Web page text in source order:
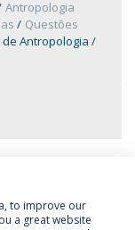
Antropologia
Questões
Antropologia
to improve our
a great website